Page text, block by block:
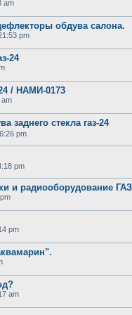
am
обдува салона.
pm
24
/ НАМИ-0173
am
заднего стекла газ-24
pm
pm
и радиооборудование
pm
am